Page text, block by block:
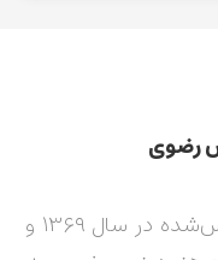
رضوی​​​​​​​​​​​​​​
مرکز آفرینش‌های هنری رضوی، تأسیس‌شده در سال ۱۳۶۹ و